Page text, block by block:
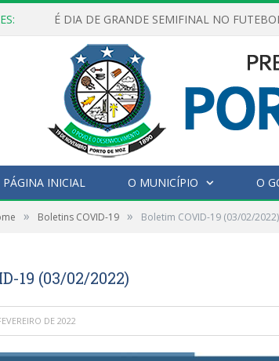
É DIA DE GRANDE SEMIFINAL NO
PÁGINA INICIAL O MUNICÍPIO O
» Boletins COVID-19 » Boletim COVID-19 (03/02/2022)
19 (03/02/2022)
DE 2022